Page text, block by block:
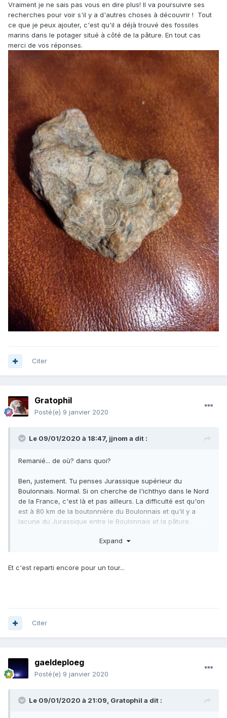
Vraiment je ne sais pas vous en dire plus! Il va poursuivre ses
recherches pour voir s'il y a d'autres choses à découvrir ! Tout
ce que je peux ajouter, c'est qu'il a déjà trouvé des fossiles
marins dans le potager situé à côté de la pâture. En tout cas
merci de vos réponses.
Citer
Gratophil
Posté(e) 9 janvier 2020
Le 09/01/2020 à 18:47, jjnom a dit :
Remanié... de où? dans quoi?
Ben, justement. Tu penses Jurassique supérieur du
Boulonnais. Normal. Si on cherche de l'ichthyo dans le Nord
de la France, c'est là et pas ailleurs. La difficulté est qu'on
est à 80 km de la boutonnière du Boulonnais et qu'il y a
lacune du Jurassique entre le Boulonnais et la pâture.
correct, après avoir parcouru 80 km au fond de la mer au
nous dit pas tout ou ...???
Expand
Et c'est reparti encore pour un tour...
Citer
gaeldeploeg
Posté(e) 9 janvier 2020
Le 09/01/2020 à 21:09, Gratophil a dit :